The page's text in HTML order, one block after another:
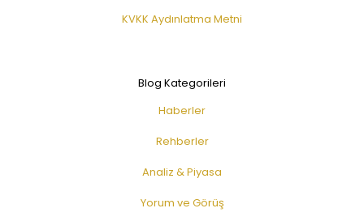
KVKK Aydınlatma Metni
Blog Kategorileri
Haberler
Rehberler
Analiz & Piyasa
Yorum ve Görüş